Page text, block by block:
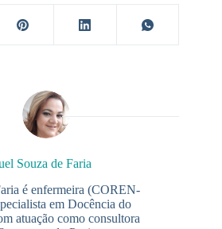
Souza de Faria
é enfermeira (COREN-
em Docência do
atuação como consultora